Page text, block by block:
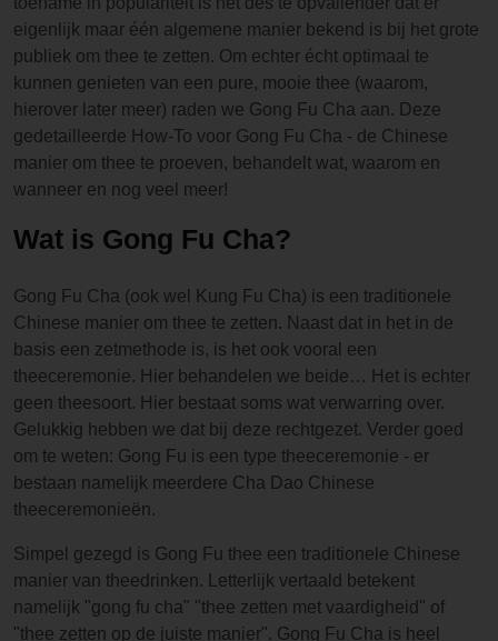
eigenlijk maar één algemene manier bekend is bij het grote
publiek om thee te zetten. Om echter écht optimaal te
kunnen genieten van een pure, mooie thee (waarom,
hierover later meer) raden we Gong Fu Cha aan. Deze
gedetailleerde How-To voor Gong Fu Cha - de Chinese
manier om thee te proeven, behandelt wat, waarom en
wanneer en nog veel meer!
Wat is Gong Fu Cha?
Gong Fu Cha (ook wel Kung Fu Cha) is een traditionele
Chinese manier om thee te zetten. Naast dat in het in de
basis een zetmethode is, is het ook vooral een
theeceremonie. Hier behandelen we beide… Het is echter
geen theesoort. Hier bestaat soms wat verwarring over.
Gelukkig hebben we dat bij deze rechtgezet. Verder goed
om te weten: Gong Fu is een type theeceremonie - er
bestaan namelijk meerdere Cha Dao Chinese
theeceremonieën.
Simpel gezegd is Gong Fu thee een traditionele Chinese
manier van theedrinken. Letterlijk vertaald betekent
namelijk "gong fu cha" "thee zetten met vaardigheid" of
"thee zetten op de juiste manier". Gong Fu Cha is heel